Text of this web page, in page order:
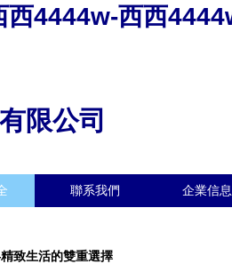
4444w-西西
限公司
聯系我們 企業信息
致生活的雙重選擇